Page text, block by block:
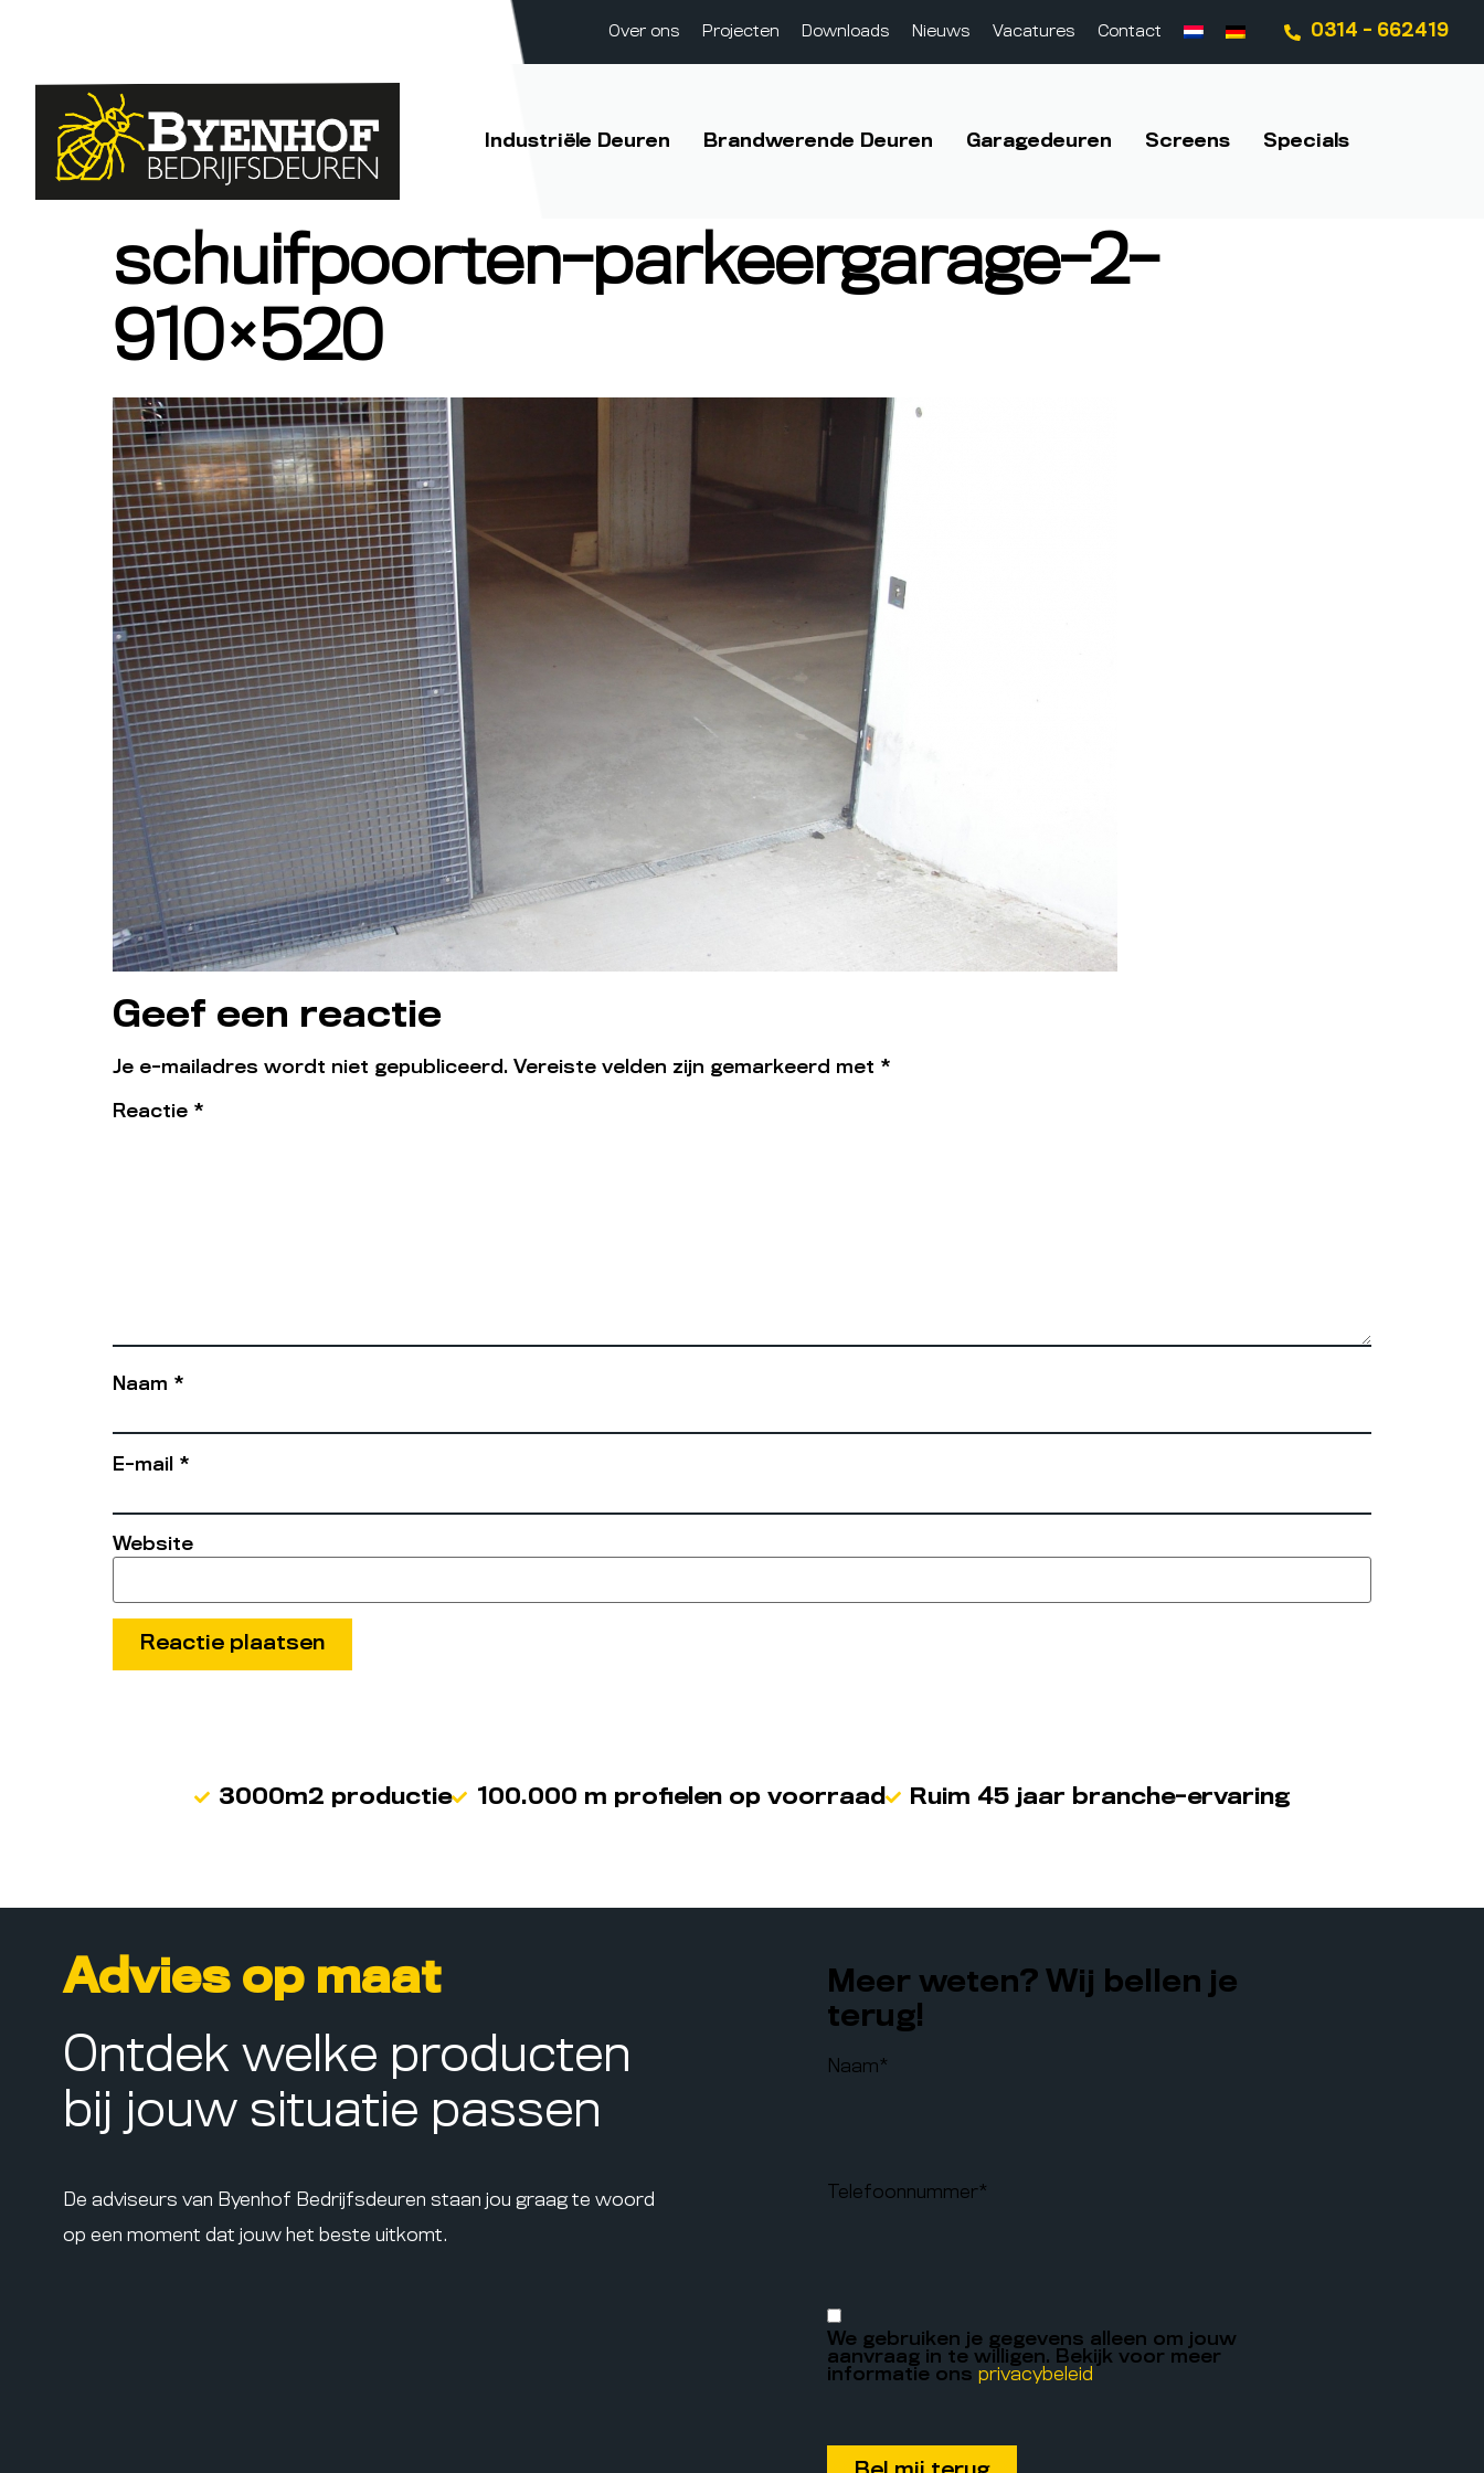
Over ons Projecten Downloads Nieuws Vacatures Contact 0314 - 662419
Industriële Deuren Brandwerende Deuren Garagedeuren Screens Specials
schuifpoorten-parkeergarage-2-
910×520
Geef een reactie
Je e-mailadres wordt niet gepubliceerd. Vereiste velden zijn gemarkeerd met *
Reactie *
Naam *
E-mail *
Website
3000m2 productie 100.000 m profielen op voorraad Ruim 45 jaar branche-ervaring
Advies op maat
Ontdek welke producten
bij jouw situatie passen
De adviseurs van Byenhof Bedrijfsdeuren staan jou graag te woord
op een moment dat jouw het beste uitkomt.
Meer weten? Wij bellen je
terug!
Naam*
Telefoonnummer*
We gebruiken je gegevens alleen om jouw
aanvraag in te willigen. Bekijk voor meer
informatie onsprivacybeleid